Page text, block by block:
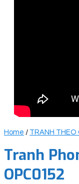
Home / TRANH THEO
Tranh
OPC0152